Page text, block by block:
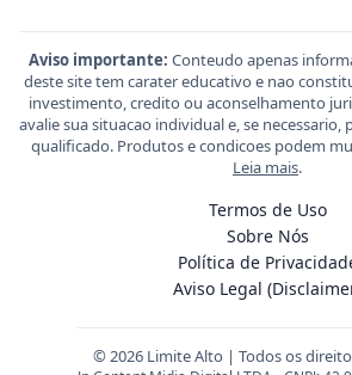
Aviso importante: Conteudo apenas
deste site tem carater educativo e nao
investimento, credito ou aconselhamento
avalie sua situacao individual e, se
qualificado. Produtos e condicoes podem
Leia mais.
Termos de Uso
Sobre Nós
Política de
Aviso Legal
© 2026 Limite Alto | Todos os